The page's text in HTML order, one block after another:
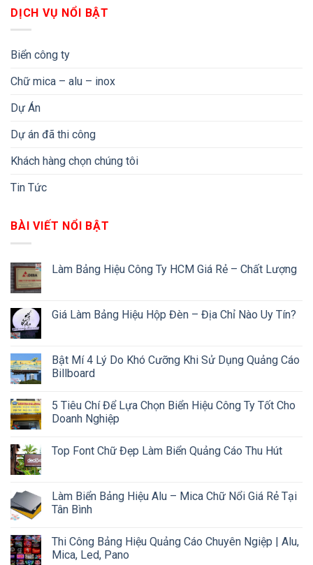
DỊCH VỤ NỔI BẬT
Biển công ty
Chữ mica – alu – inox
Dự Án
Dự án đã thi công
Khách hàng chọn chúng tôi
Tin Tức
BÀI VIẾT NỔI BẬT
Làm Bảng Hiệu Công Ty HCM Giá Rẻ – Chất Lượng
Giá Làm Bảng Hiệu Hộp Đèn – Địa Chỉ Nào Uy Tín?
Bật Mí 4 Lý Do Khó Cưỡng Khi Sử Dụng Quảng Cáo
Billboard
5 Tiêu Chí Để Lựa Chọn Biển Hiệu Công Ty Tốt Cho
Doanh Nghiệp
Top Font Chữ Đẹp Làm Biển Quảng Cáo Thu Hút
Làm Biển Bảng Hiệu Alu – Mica Chữ Nổi Giá Rẻ Tại
Tân Bình
Thi Công Bảng Hiệu Quảng Cáo Chuyên Ngiệp | Alu,
Mica, Led, Pano